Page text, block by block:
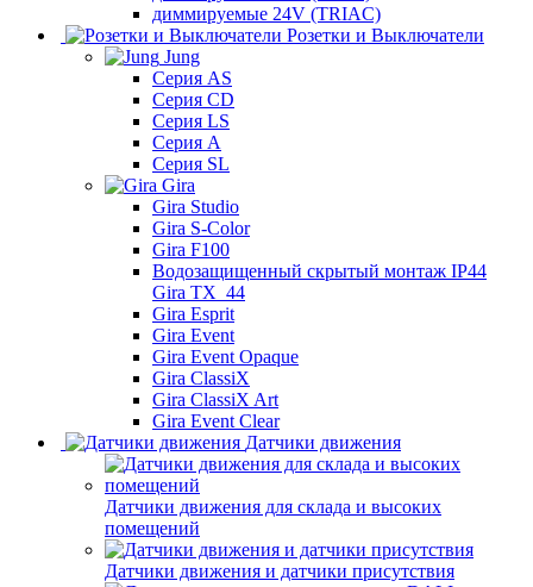
диммируемые 24V (TRIAC)
Розетки и Выключатели
Jung
Серия AS
Серия CD
Серия LS
Серия A
Серия SL
Gira
Gira Studio
Gira S-Color
Gira F100
Водозащищенный скрытый монтаж IP44
Gira TX_44
Gira Esprit
Gira Event
Gira Event Opaque
Gira ClassiX
Gira ClassiX Art
Gira Event Clear
Датчики движения
Датчики движения для склада и высоких
помещений
Датчики движения и датчики присутствия